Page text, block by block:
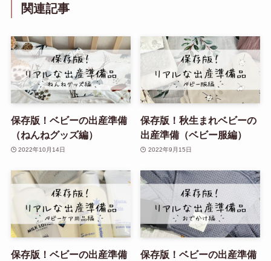
関連記事
保存版！ベビーの出産準備
（ねんねグッズ編）
2022年10月14日
保存版！秋生まれベビーの
出産準備（ベビー服編）
2022年9月15日
保存版！ベビーの出産準備
保存版！ベビーの出産準備